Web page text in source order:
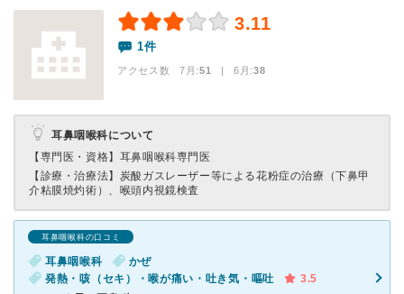
3.11
1件
アクセス数 7月:51 | 6月:38
耳鼻咽喉科について
【専門医・資格】 耳鼻咽喉科専門医
【診療・治療法】 炭酸ガスレーザー等による花粉症の治療（下鼻甲
介粘膜焼灼術）、喉頭内視鏡検査
耳鼻咽喉科の口コミ
耳鼻咽喉科
かぜ
発熱・咳（セキ）・喉が痛い・吐き気・嘔吐
3.5